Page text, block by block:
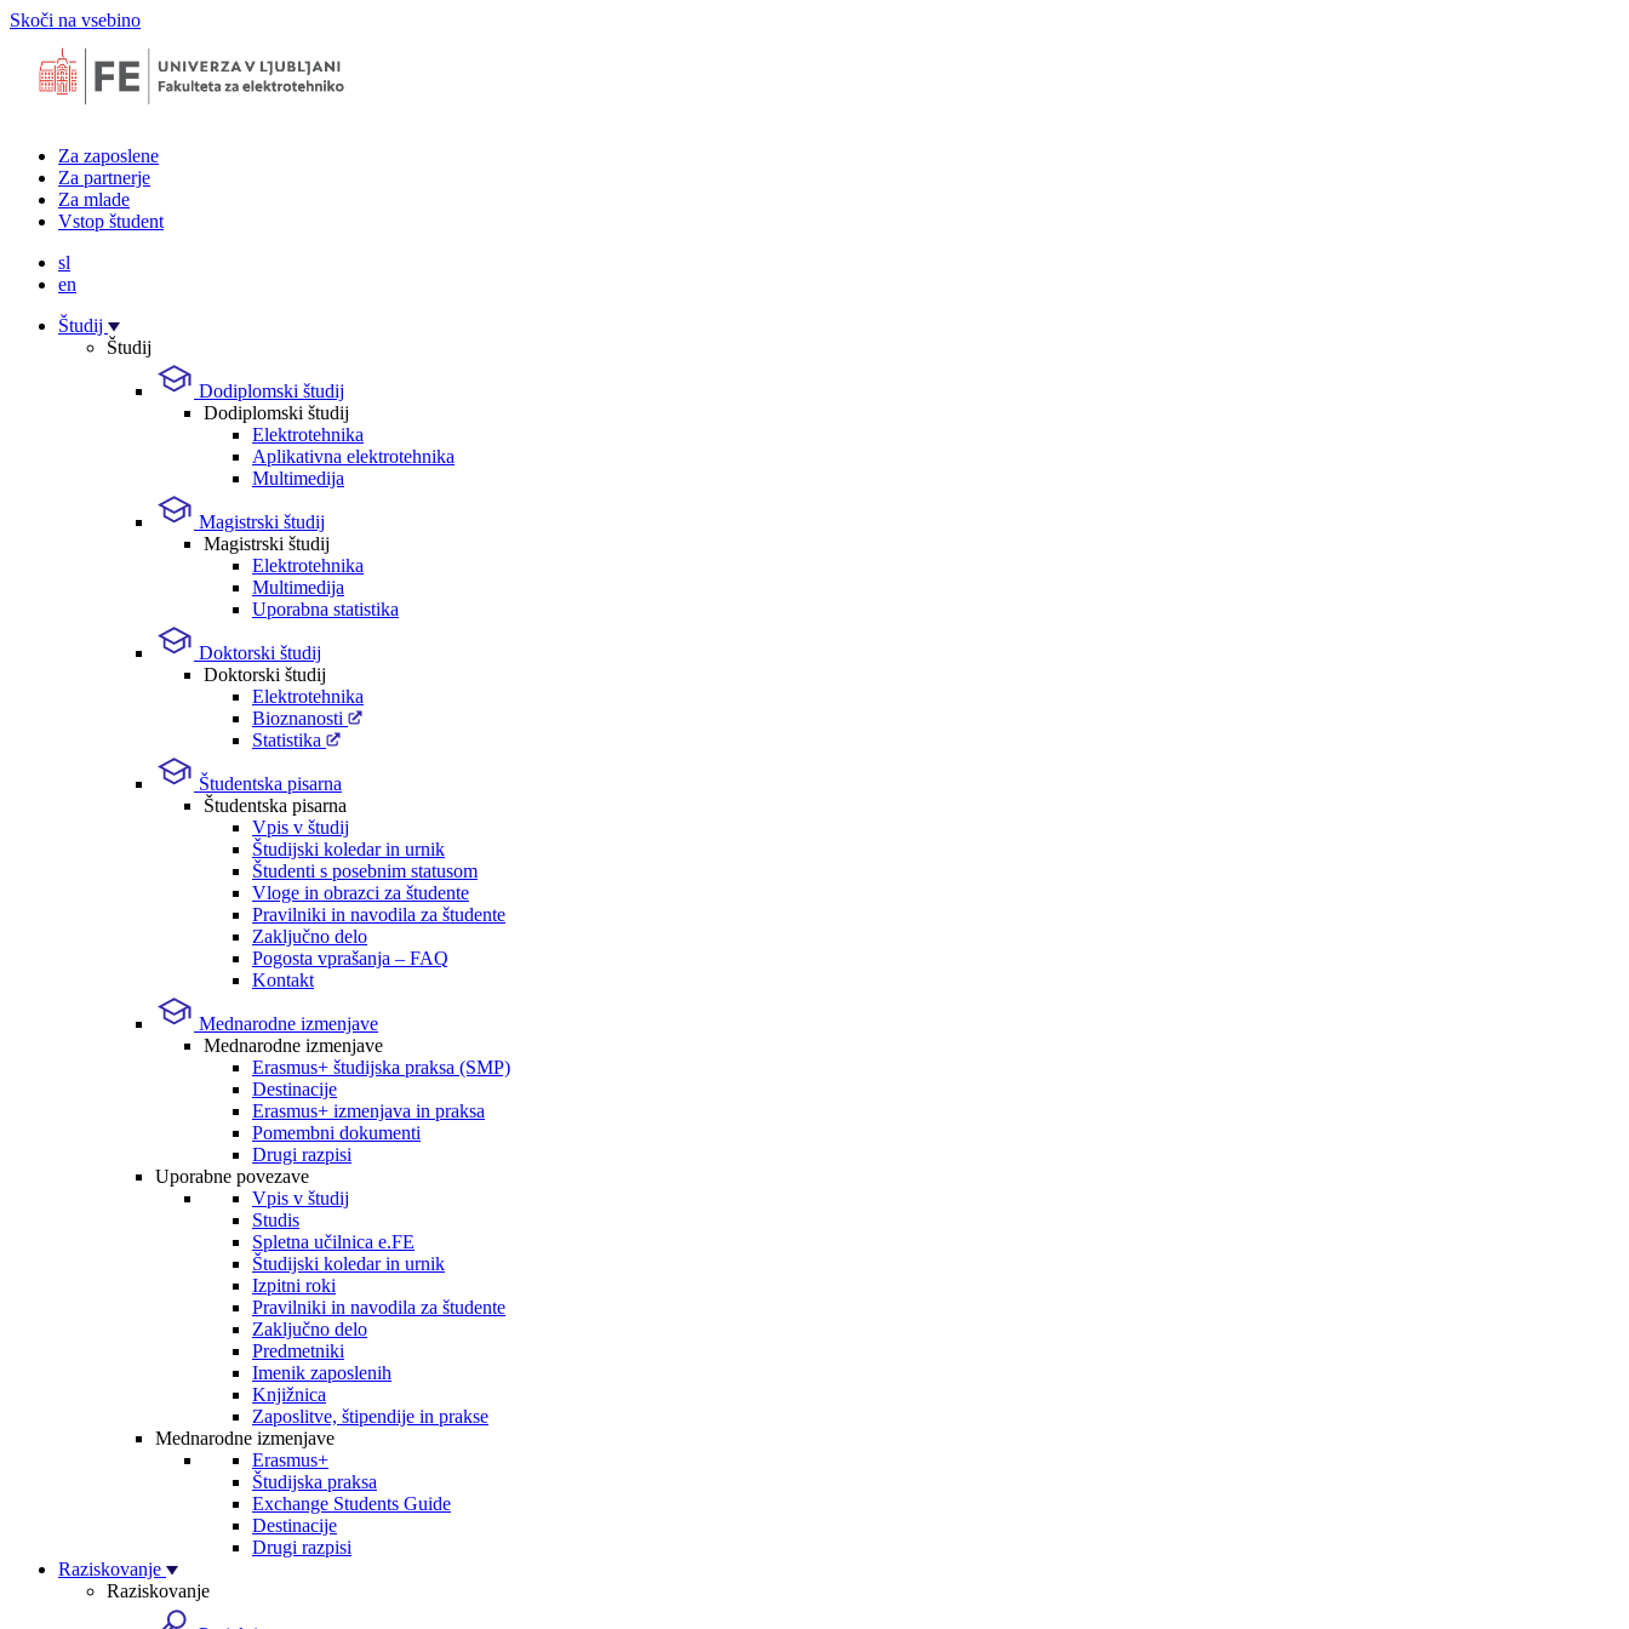
Skoči na vsebino
Za zaposlene
Za partnerje
Za mlade
Vstop študent
sl
en
Študij
Študij
Dodiplomski študij
Dodiplomski študij
Elektrotehnika
Aplikativna elektrotehnika
Multimedija
Magistrski študij
Magistrski študij
Elektrotehnika
Multimedija
Uporabna statistika
Doktorski študij
Doktorski študij
Elektrotehnika
Bioznanosti
Statistika
Študentska pisarna
Študentska pisarna
Vpis v študij
Študijski koledar in urnik
Študenti s posebnim statusom
Vloge in obrazci za študente
Pravilniki in navodila za študente
Zaključno delo
Pogosta vprašanja – FAQ
Kontakt
Mednarodne izmenjave
Mednarodne izmenjave
Erasmus+ študijska praksa (SMP)
Destinacije
Erasmus+ izmenjava in praksa
Pomembni dokumenti
Drugi razpisi
Uporabne povezave
Vpis v študij
Studis
Spletna učilnica e.FE
Študijski koledar in urnik
Izpitni roki
Pravilniki in navodila za študente
Zaključno delo
Predmetniki
Imenik zaposlenih
Knjižnica
Zaposlitve, štipendije in prakse
Mednarodne izmenjave
Erasmus+
Študijska praksa
Exchange Students Guide
Destinacije
Drugi razpisi
Raziskovanje
Raziskovanje